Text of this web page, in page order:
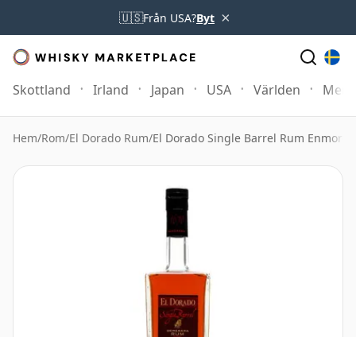
🇺🇸Från USA?Byt ×
Skottland Irland Japan USA Världen Mer
Hem/Rom/El Dorado Rum/El Dorado Single Barrel Rum Enmore